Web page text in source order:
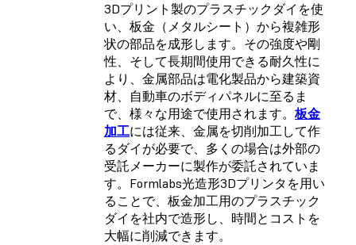
3Dプリント製のプラスチックダイを使
い、板金（メタルシート）から複雑形
状の部品を成形します。その強度や剛
性、そして長期間使用できる耐久性に
より、金属部品は電化製品から建築資
材、自動車のボディパネルに至るま
で、様々な用途で使用されます。 板金
加工には従来、金属を切削加工して作
るダイが必要で、多くの場合は外部の
受託メーカーに製作が委託されていま
す。Formlabs光造形3Dプリンタを用い
ることで、板金加工用のプラスチック
ダイを社内で造形し、時間とコストを
大幅に削減できます。